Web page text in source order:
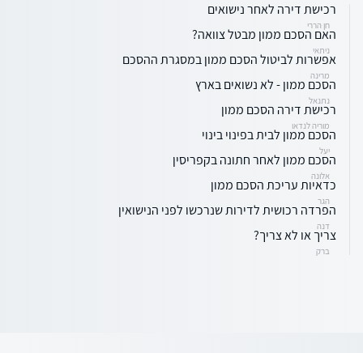
רכישת דירה לאחר נישואים
חן הררי
האם הסכם ממון מבטל צוואה?
ניתאי
אפשרות לביטול הסכם ממון במסגרת ההסכם
מרינה
הסכם ממון - לא נשואים בארץ
נתנאל
רכישת דירה הסכם ממון
מוריה לנדאו
הסכם ממון לבית בפינוי בינוי
יעל
הסכם ממון לאחר חתונה בקפריסין
אלונה
כדאיות עריכת הסכם ממון
הגר
הפרדה רכושית לדירות שנרכשו לפני הנישואין
דנה
צריך או לא צריך?
ברק